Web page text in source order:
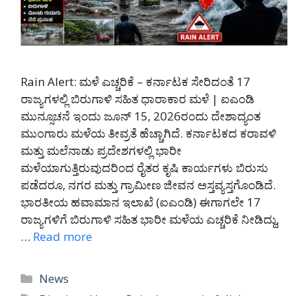
Rain Alert: ಮಳೆ ಎಚ್ಚರಿಕೆ – ಕರ್ನಾಟಕ ಸೇರಿದಂತೆ 17
ರಾಜ್ಯಗಳಲ್ಲಿ ಬಿರುಗಾಳಿ ಸಹಿತ ಧಾರಾಕಾರ ಮಳೆ | ಐಎಂಡಿ
ಮುನ್ಸೂಚನೆ ಇಂದು ಜೂನ್ 15, 2026ರಂದು ದೇಶಾದ್ಯಂತ
ಮುಂಗಾರು ಮಳೆಯ ತೀವ್ರತೆ ಹೆಚ್ಚಾಗಿದೆ. ಕರ್ನಾಟಕದ ಕರಾವಳಿ
ಮತ್ತು ಮಲೆನಾಡು ಪ್ರದೇಶಗಳಲ್ಲಿ ಭಾರೀ
ಮಳೆಯಾಗುತ್ತಿರುವುದರಿಂದ ರೈತರ ಕೃಷಿ ಕಾರ್ಯಗಳು ಬಿರುಸು
ಪಡೆದರೂ, ನಗರ ಮತ್ತು ಗ್ರಾಮೀಣ ಜೀವನ ಅಸ್ತವ್ಯಸ್ತಗೊಂಡಿದೆ.
ಭಾರತೀಯ ಹವಾಮಾನ ಇಲಾಖೆ (ಐಎಂಡಿ) ಈಗಾಗಲೇ 17
ರಾಜ್ಯಗಳಿಗೆ ಬಿರುಗಾಳಿ ಸಹಿತ ಭಾರೀ ಮಳೆಯ ಎಚ್ಚರಿಕೆ ನೀಡಿದ್ದು,
… Read more
Categories
News